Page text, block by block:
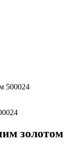
500024
золотом